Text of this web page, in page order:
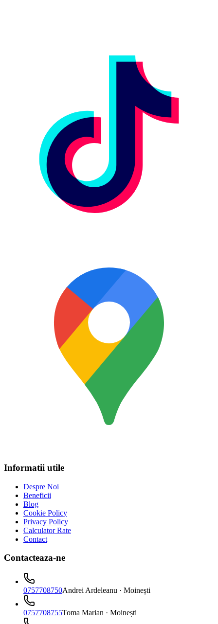
Informatii utile
Despre Noi
Beneficii
Blog
Cookie Policy
Privacy Policy
Calculator Rate
Contact
Contacteaza-ne
0757708750Andrei Ardeleanu · Moinești
0757708755Toma Marian · Moinești